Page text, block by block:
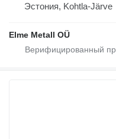
Эстония, Kohtla-Järve
Elme Metall OÜ